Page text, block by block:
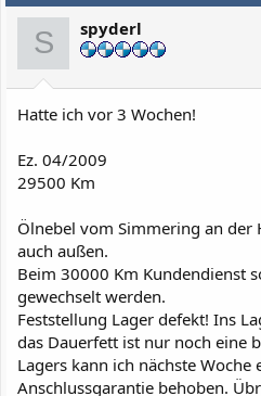
S spyderl
Hatte ich vor 3 Wochen!
Ez. 04/2009
29500 Km
Ölnebel vom Simmering an der
auch außen.
Beim 30000 Km Kundendienst
gewechselt werden.
Feststellung Lager defekt! Ins
das Dauerfett ist nur noch eine
Lagers kann ich nächste
Anschlussgarantie behoben.